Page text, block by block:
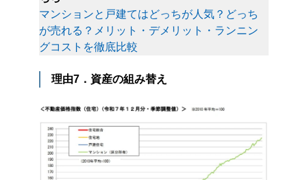
マンションと戸建てはどっちが人気？どっち
が売れる？メリット・デメリット・ランニン
グコストを徹底比較
理由7．資産の組み替え